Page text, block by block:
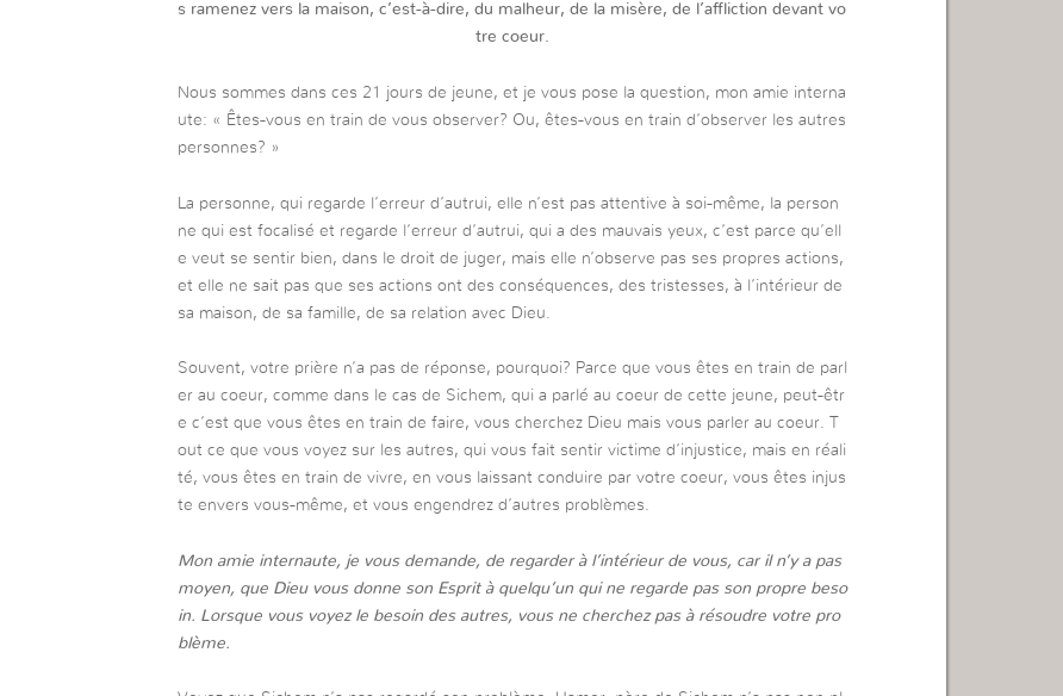
s ramenez vers la maison, c’est-à-dire, du malheur, de la misère, de l’affliction devant vo
tre coeur.
Nous sommes dans ces 21 jours de jeune, et je vous pose la question, mon amie interna
ute: « Êtes-vous en train de vous observer? Ou, êtes-vous en train d’observer les autres
personnes? »
La personne, qui regarde l’erreur d’autrui, elle n’est pas attentive à soi-même, la person
ne qui est focalisé et regarde l’erreur d’autrui, qui a des mauvais yeux, c’est parce qu’ell
e veut se sentir bien, dans le droit de juger, mais elle n’observe pas ses propres actions,
et elle ne sait pas que ses actions ont des conséquences, des tristesses, à l’intérieur de
sa maison, de sa famille, de sa relation avec Dieu.
Souvent, votre prière n’a pas de réponse, pourquoi? Parce que vous êtes en train de parl
er au coeur, comme dans le cas de Sichem, qui a parlé au coeur de cette jeune, peut-êtr
e c’est que vous êtes en train de faire, vous cherchez Dieu mais vous parler au coeur. T
out ce que vous voyez sur les autres, qui vous fait sentir victime d’injustice, mais en réali
té, vous êtes en train de vivre, en vous laissant conduire par votre coeur, vous êtes injus
te envers vous-même, et vous engendrez d’autres problèmes.
Mon amie internaute, je vous demande, de regarder à l’intérieur de vous, car il n’y a pas
moyen, que Dieu vous donne son Esprit à quelqu’un qui ne regarde pas son propre beso
in. Lorsque vous voyez le besoin des autres, vous ne cherchez pas à résoudre votre pro
blème.